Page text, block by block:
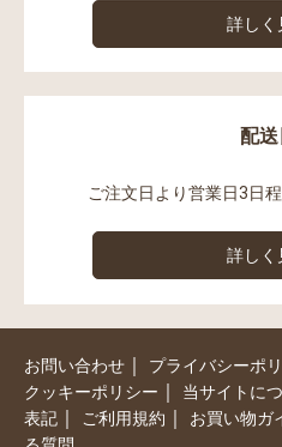
詳しく
配送
ご注文日より営業日3日
詳しく
お問い合わせ ｜ プライバシーポ
クッキーポリシー ｜ 当サイトに
表記 ｜ ご利用規約 ｜ お買い物ガ